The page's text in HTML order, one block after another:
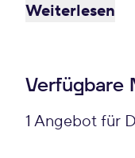
Weiterlesen
Verfügbare
1 Angebot für